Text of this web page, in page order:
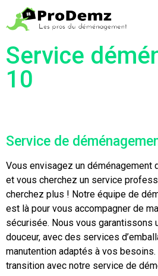
Service
10
Service de
Vous envisagez un déménagement
et vous cherchez un service
cherchez plus ! Notre équipe de
est là pour vous accompagner de
sécurisée. Nous vous garantissons
douceur, avec des services
manutention adaptés à vos
transition avec notre service de